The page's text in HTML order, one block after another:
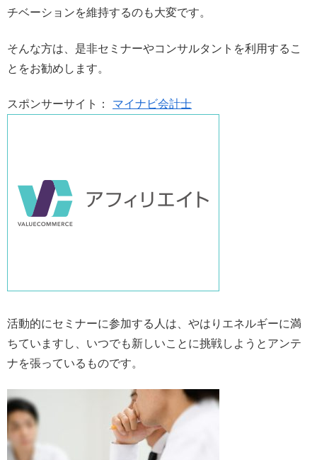
チベーションを維持するのも大変です。
そんな方は、是非セミナーやコンサルタントを利用するこ
とをお勧めします。
スポンサーサイト： マイナビ会計士
活動的にセミナーに参加する人は、やはりエネルギーに満
ちていますし、いつでも新しいことに挑戦しようとアンテ
ナを張っているものです。